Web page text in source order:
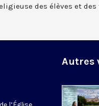
des élèves et des
Autres